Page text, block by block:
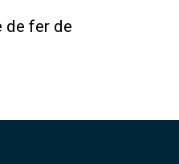
de fer de